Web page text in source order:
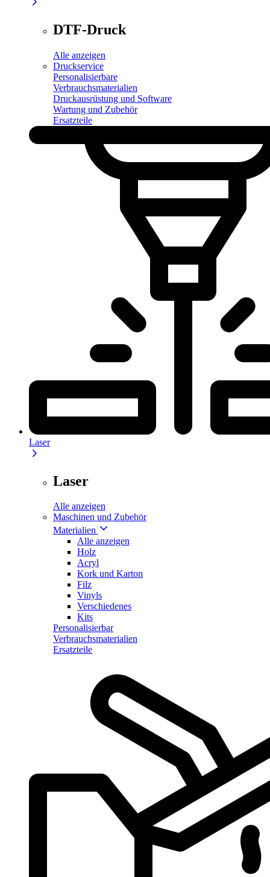
DTF-Druck
Alle anzeigen
Druckservice
Personalisierbare
Verbrauchsmaterialien
Druckausrüstung und Software
Wartung und Zubehör
Ersatzteile
Laser
Laser
Alle anzeigen
Maschinen und Zubehör
Materialien
Alle anzeigen
Holz
Acryl
Kork und Karton
Filz
Vinyls
Verschiedenes
Kits
Personalisierbar
Verbrauchsmaterialien
Ersatzteile